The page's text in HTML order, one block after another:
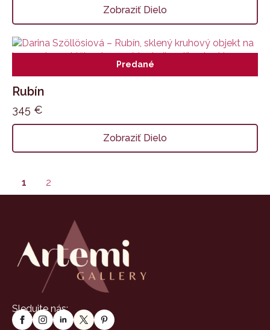
Zobraziť Dielo
Predané
Rubín
345 €
Zobraziť Dielo
1 2
Sledujte nás: